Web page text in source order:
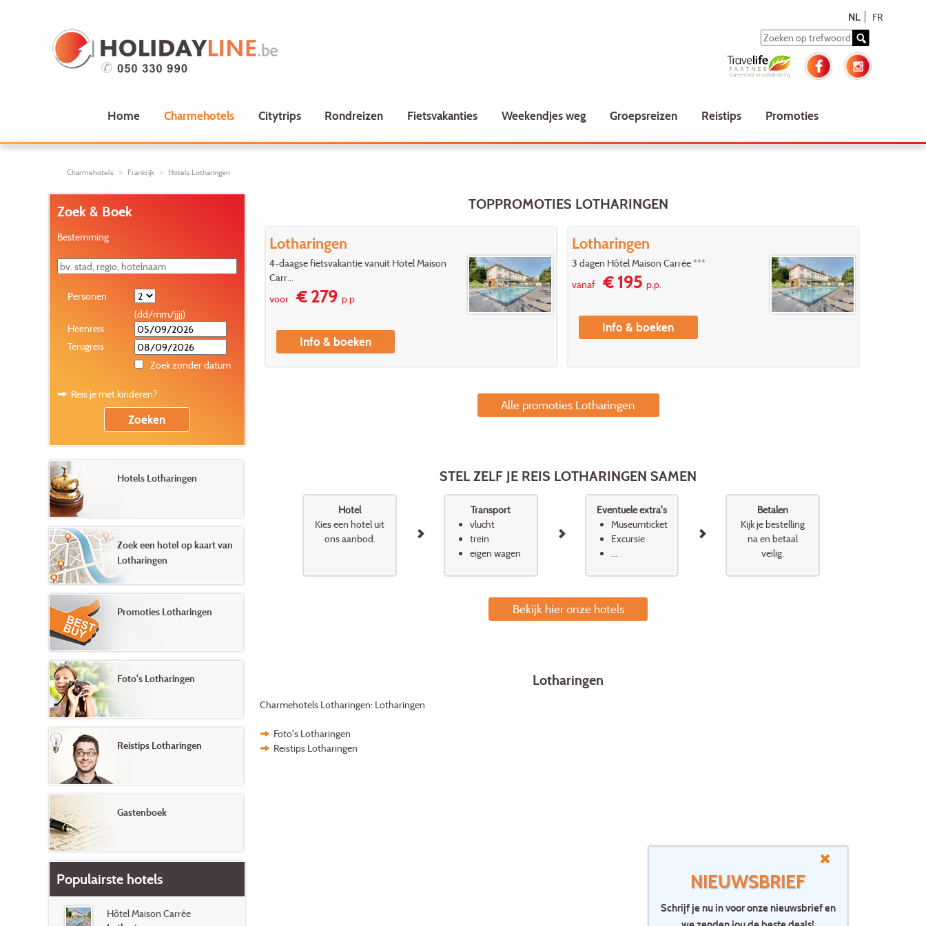
NIEUWSBRIEF
Schrijf je nu in voor onze nieuwsbrief en
NL FR
Home Charmehotels Citytrips Rondreizen Fietsvakanties Weekendjes weg Groepsreizen Reistips Promoties
Charmehotels Frankrijk Hotels Lotharingen
TOPPROMOTIES LOTHARINGEN
Lotharingen
4-daagse fietsvakantie vanuit Hotel Maison
Carr...
voor€ 279 p.p.
Info & boeken
Lotharingen
3 dagen Hôtel Maison Carrée ***
vanaf € 195 p.p.
Info & boeken
Alle promoties Lotharingen
STEL ZELF JE REIS LOTHARINGEN SAMEN
Hotel
Kies een hotel uit
ons aanbod.
Transport
vlucht
trein
eigen wagen
Eventuele extra's
Museumticket
Excursie
Betalen
Kijk je bestelling
na en betaal
veilig.
Bekijk hier onze hotels
Lotharingen
Charmehotels Lotharingen: Lotharingen
Foto's Lotharingen
Reistips Lotharingen
Zoek & Boek
Bestemming
Personen
(dd/mm/jjjj)
Heenreis
Terugreis
Zoek zonder datum
Reis je met kinderen?
Hotels Lotharingen
Zoek een hotel op kaart van
Lotharingen
Promoties Lotharingen
Foto's Lotharingen
Reistips Lotharingen
Gastenboek
Populairste hotels
Hôtel Maison Carrée